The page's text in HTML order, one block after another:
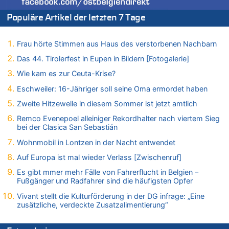
Zweite Hitzewelle in diesem Sommer ist jetzt amtlich
06.08.2026 - 14:51 von Ostbelgien Direkt zu
Zurück an den Rhein: Hendrich wechselt zum 1. FC Köln
06.08.2026 - 14:46 von Hugo Egon Bernhard von Sinnen zu
Zweite Hitzewelle in diesem Sommer ist jetzt amtlich
06.08.2026 - 14:41 von Coralie zu
Zweite Hitzewelle in diesem Sommer ist jetzt amtlich
06.08.2026 - 14:26 von Hugo Egon Bernhard von Sinnen zu
Zweite Hitzewelle in diesem Sommer ist jetzt amtlich
06.08.2026 - 14:11 von Dax zu
Zurück an den Rhein: Hendrich wechselt zum 1. FC Köln
Wasserstand des Rheins in NRW so niedrig wie noch nie
Zweite Hitzewelle in diesem Sommer ist jetzt amtlich
Populäre Artikel der letzten 7 Tage
Frau hörte Stimmen aus Haus des verstorbenen Nachbarn
Das 44. Tirolerfest in Eupen in Bildern [Fotogalerie]
Wie kam es zur Ceuta-Krise?
Eschweiler: 16-Jähriger soll seine Oma ermordet haben
Zweite Hitzewelle in diesem Sommer ist jetzt amtlich
Remco Evenepoel alleiniger Rekordhalter nach viertem Sieg
bei der Clasica San Sebastián
Wohnmobil in Lontzen in der Nacht entwendet
Auf Europa ist mal wieder Verlass [Zwischenruf]
Es gibt mmer mehr Fälle von Fahrerflucht in Belgien –
Fußgänger und Radfahrer sind die häufigsten Opfer
Vivant stellt die Kulturförderung in der DG infrage: „Eine
zusätzliche, verdeckte Zusatzalimentierung“